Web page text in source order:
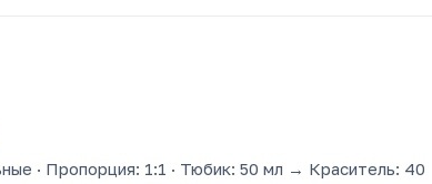
· Пропорция: 1:1 · Тюбик: 50 мл → Краситель: 40